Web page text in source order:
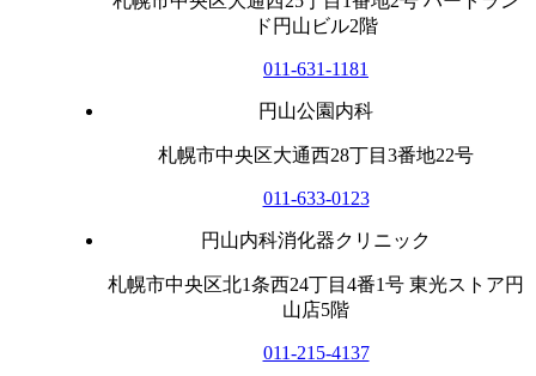
ド円山ビル2階
011-631-1181
円山公園内科
札幌市中央区大通西28丁目3番地22号
011-633-0123
円山内科消化器クリニック
札幌市中央区北1条西24丁目4番1号 東光ストア円
山店5階
011-215-4137